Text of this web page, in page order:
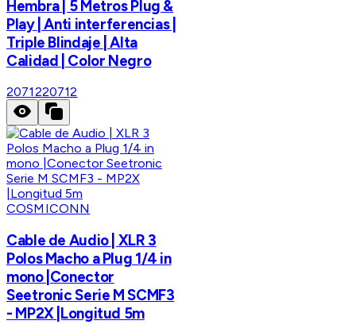
Hembra | 5 Metros Plug &
Play | Anti interferencias |
Triple Blindaje | Alta
Calidad | Color Negro
2071220712
COSMICONN
Cable de Audio | XLR 3
Polos Macho a Plug 1/4 in
mono |Conector
Seetronic Serie M SCMF3
- MP2X |Longitud 5m